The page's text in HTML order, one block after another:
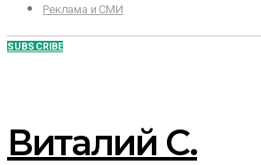
Реклама и СМИ
SUBSCRIBE
Виталий С.